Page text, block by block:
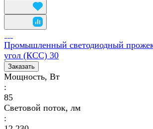
Промышленный светодиодный
угол (КСС) 30
Заказать
Мощность, Вт
:
85
Световой поток, лм
: